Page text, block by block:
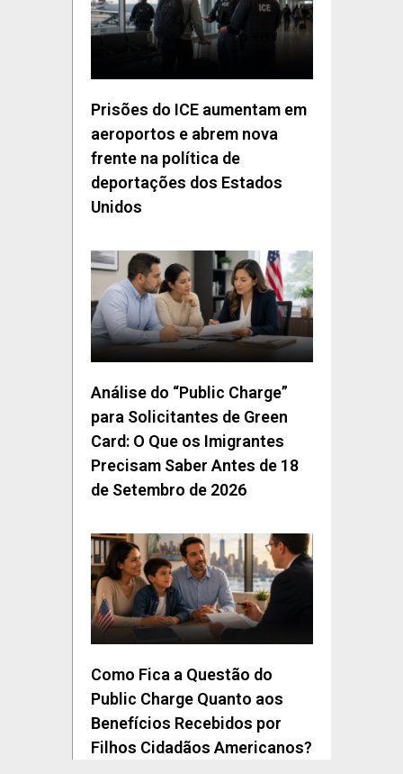
Prisões do ICE aumentam em
aeroportos e abrem nova
frente na política de
deportações dos Estados
Unidos
Análise do “Public Charge”
para Solicitantes de Green
Card: O Que os Imigrantes
Precisam Saber Antes de 18
de Setembro de 2026
Como Fica a Questão do
Public Charge Quanto aos
Benefícios Recebidos por
Filhos Cidadãos Americanos?